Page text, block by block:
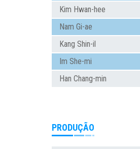
Kim Hwan-hee
Nam Gi-ae
Kang Shin-il
Im She-mi
Han Chang-min
PRODUÇÃO